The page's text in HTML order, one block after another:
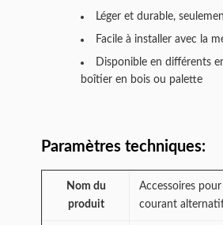
Léger et durable,
Facile à installer avec la
Disponible en différents
boîtier en bois ou palette
Paramètres techniques:
Nom du
produit
Accessoires
courant